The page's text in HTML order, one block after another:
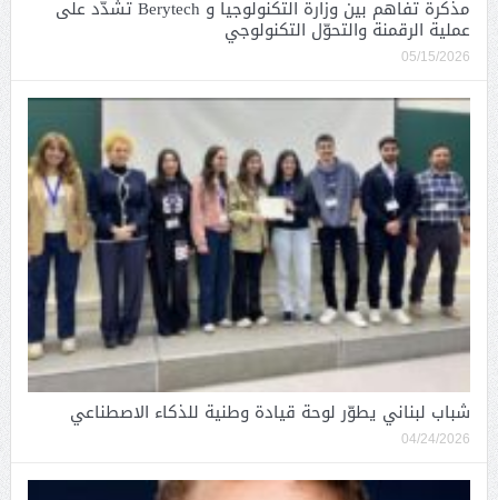
مذكرة تفاهم بين وزارة التكنولوجيا و Berytech تشدّد على
عملية الرقمنة والتحوّل التكنولوجي
05/15/2026
شباب لبناني يطوّر لوحة قيادة وطنية للذكاء الاصطناعي
04/24/2026